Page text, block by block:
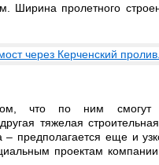
Ширина пролетного
что по ним смогут
тяжелая
предполагается еще и
проектам